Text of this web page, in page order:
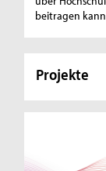
beitragen kann
Projekte